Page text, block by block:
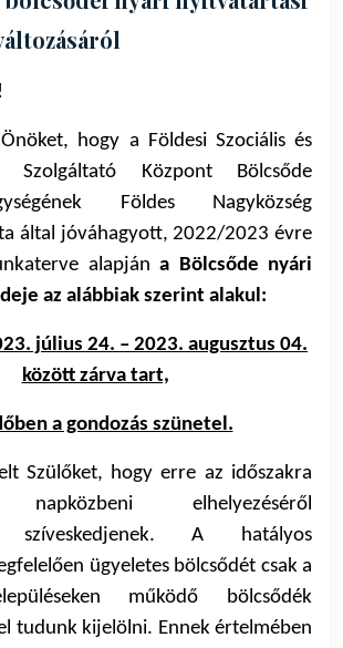
hogy a Földesi Szociális és
Szolgáltató Központ Bölcsőde
Földes Nagyközség
által jóváhagyott, 2022/2023 évre
alapján a Bölcsőde nyári
az alábbiak szerint alakul:
július 24. – 2023. augusztus 04.
között zárva tart,
a gondozás szünetel.
Szülőket, hogy erre az időszakra
napközbeni elhelyezéséről
szíveskedjenek. A hatályos
ügyeletes bölcsődét csak a
működő bölcsődék
tudunk kijelölni. Ennek értelmében